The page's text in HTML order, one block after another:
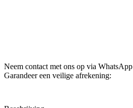
Neem contact met ons op via WhatsApp
Garandeer een veilige afrekening: